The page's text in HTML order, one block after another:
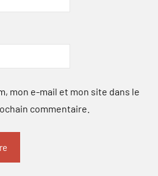
mon e-mail et mon site dans le
commentaire.